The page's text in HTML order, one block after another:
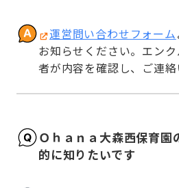
運営問い合わせフォーム
お知らせください。エン
者が内容を確認し、ご連絡
Ｏｈａｎａ大森西保育園
的に知りたいです